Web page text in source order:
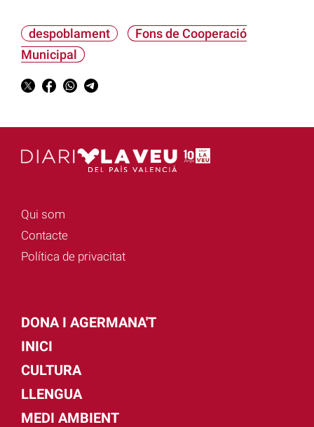
despoblament
Fons de Cooperació
Municipal
Qui som
Contacte
Política de privacitat
DONA I AGERMANA'T
INICI
CULTURA
LLENGUA
MEDI AMBIENT